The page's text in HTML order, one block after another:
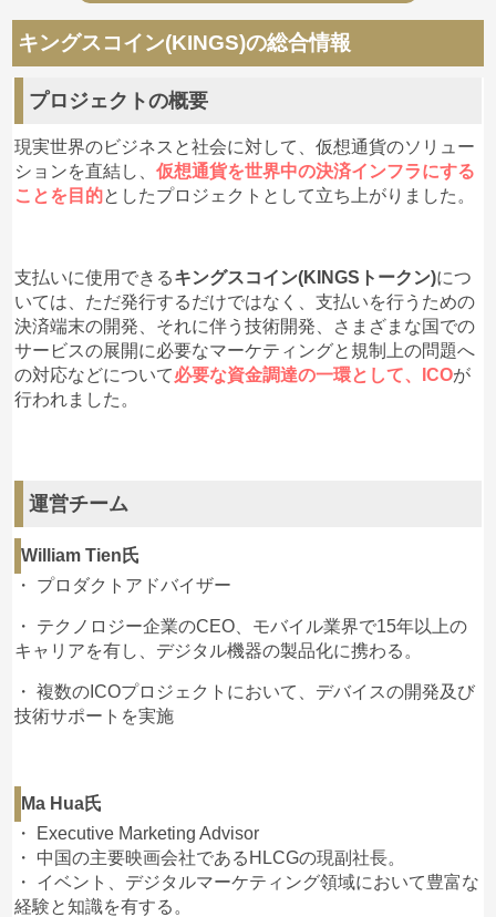
今更やけどキングスってまだある〜？
ウケるわ〜
潰れた宗教の信者並やな
キングスコイン(KINGS)
2020/01/10
3
ですが、ＨＰの物件が全く見れません、、、、
社長は村上太一！ってあの村上太一ではなく聞いた
このない永田町出身らしい役人らしい、、、リゾー
ト詳しいんかな？？
KINGS現状どうですか？
キングスコイン(KINGS)
2019/12/20
3
最近思ったけどキングスコイン売ってる奴に腹立っ
てたけど、なんかかわいそうになってきた。かなり
頑張って色々対応してるぞ…そいつがキングス信者
みてたり、聞いたりしてたらかわいそうだ…
匿名 キングスコイン(KINGS)への投稿
キングスコイン(KINGS)の総合情報
プロジェクトの概要
現実世界のビジネスと社会に対して、仮想通貨のソリュー
ションを直結し、仮想通貨を世界中の決済インフラにする
ことを目的としたプロジェクトとして立ち上がりました。
支払いに使用できるキングスコイン(KINGSトークン)につ
いては、ただ発行するだけではなく、支払いを行うための
決済端末の開発、それに伴う技術開発、さまざまな国での
サービスの展開に必要なマーケティングと規制上の問題へ
の対応などについて必要な資金調達の一環として、ICOが
行われました。
運営チーム
William Tien氏
・ プロダクトアドバイザー
・ テクノロジー企業のCEO、モバイル業界で15年以上の
キャリアを有し、デジタル機器の製品化に携わる。
・ 複数のICOプロジェクトにおいて、デバイスの開発及び
技術サポートを実施
Ma Hua氏
・ Executive Marketing Advisor
・ 中国の主要映画会社であるHLCGの現副社長。
・ イベント、デジタルマーケティング領域において豊富な
経験と知識を有する。